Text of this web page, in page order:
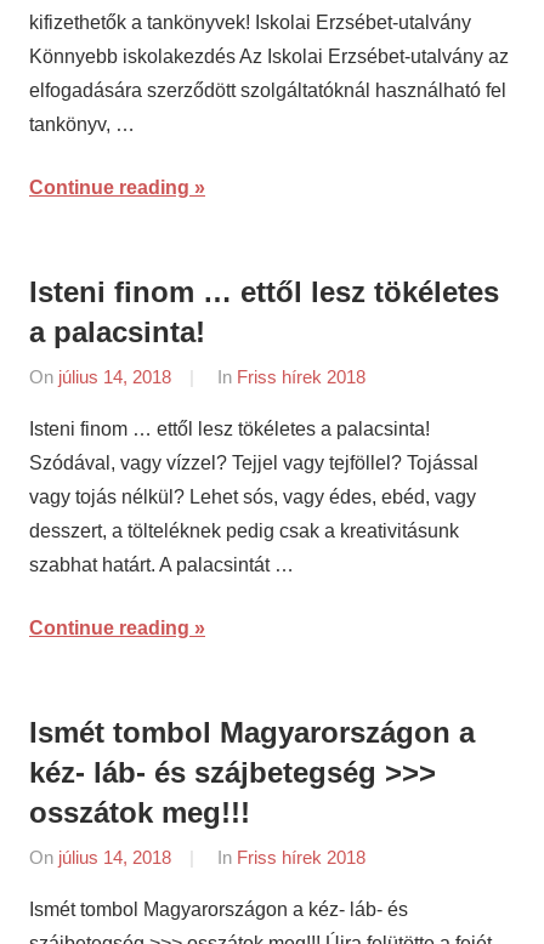
kifizethetők a tankönyvek! Iskolai Erzsébet-utalvány
Könnyebb iskolakezdés Az Iskolai Erzsébet-utalvány az
elfogadására szerződött szolgáltatóknál használható fel
tankönyv, …
Continue reading
Isteni finom … ettől lesz tökéletes
a palacsinta!
On július 14, 2018
By
In Friss hírek 2018
Isteni finom … ettől lesz tökéletes a palacsinta!
Szódával, vagy vízzel? Tejjel vagy tejföllel? Tojással
vagy tojás nélkül? Lehet sós, vagy édes, ebéd, vagy
desszert, a tölteléknek pedig csak a kreativitásunk
szabhat határt. A palacsintát …
Continue reading
Ismét tombol Magyarországon a
kéz- láb- és szájbetegség >>>
osszátok meg!!!
On július 14, 2018
By
In Friss hírek 2018
Ismét tombol Magyarországon a kéz- láb- és